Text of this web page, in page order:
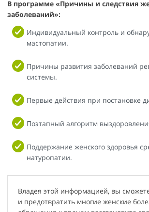
В программе «Причины и следствия
заболеваний»:
Индивидуальный контроль и
мастопатии.
Причины развития заболеваний
системы.
Первые действия при постановке
Поэтапный алгоритм
Поддержание женского здоровья
натуропатии.
Владея этой информацией, вы
и предотвратить многие женские